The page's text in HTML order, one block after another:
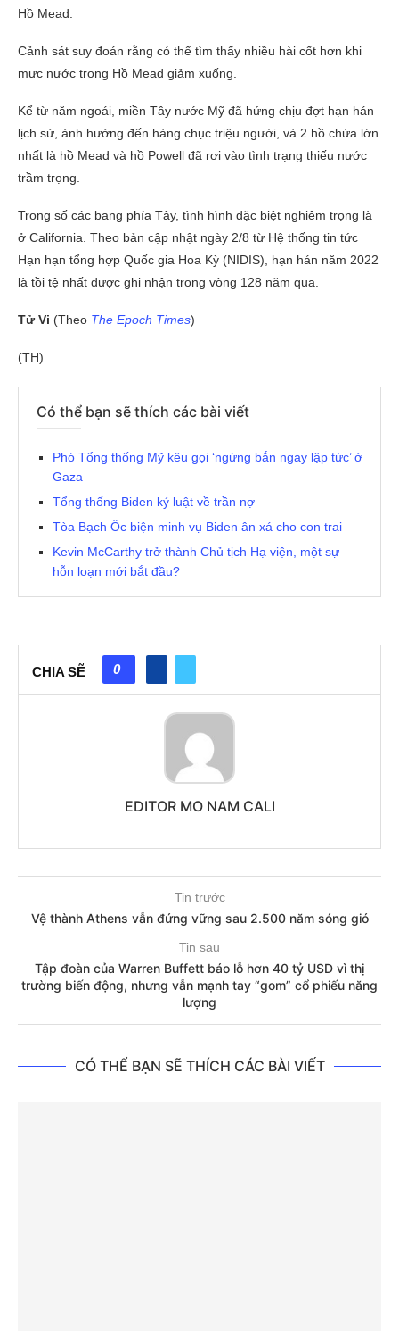
Hồ Mead.
Cảnh sát suy đoán rằng có thể tìm thấy nhiều hài cốt hơn khi
mực nước trong Hồ Mead giảm xuống.
Kể từ năm ngoái, miền Tây nước Mỹ đã hứng chịu đợt hạn hán
lịch sử, ảnh hưởng đến hàng chục triệu người, và 2 hồ chứa lớn
nhất là hồ Mead và hồ Powell đã rơi vào tình trạng thiếu nước
trầm trọng.
Trong số các bang phía Tây, tình hình đặc biệt nghiêm trọng là
ở California. Theo bản cập nhật ngày 2/8 từ Hệ thống tin tức
Hạn hạn tổng hợp Quốc gia Hoa Kỳ (NIDIS), hạn hán năm 2022
là tồi tệ nhất được ghi nhận trong vòng 128 năm qua.
Tử Vi (Theo The Epoch Times)
(TH)
Có thể bạn sẽ thích các bài viết
Phó Tổng thống Mỹ kêu gọi ‘ngừng bắn ngay lập tức’ ở
Gaza
Tổng thống Biden ký luật về trần nợ
Tòa Bạch Ốc biện minh vụ Biden ân xá cho con trai
Kevin McCarthy trở thành Chủ tịch Hạ viện, một sự
hỗn loạn mới bắt đầu?
CHIA SẼ 0
EDITOR MO NAM CALI
Tin trước
Vệ thành Athens vẫn đứng vững sau 2.500 năm sóng gió
Tin sau
Tập đoàn của Warren Buffett báo lỗ hơn 40 tỷ USD vì thị
trường biến động, nhưng vẫn mạnh tay “gom” cổ phiếu năng
lượng
CÓ THỂ BẠN SẼ THÍCH CÁC BÀI VIẾT